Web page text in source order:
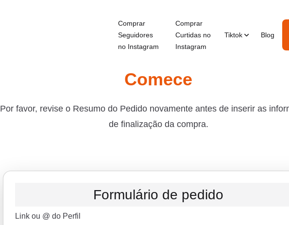
Comprar
Seguidores
no Instagram
Comprar
Curtidas no
Instagram
Tiktok Blog
Comece
Por favor, revise o Resumo do Pedido novamente antes de inserir as
de finalização da compra.
Formulário de pedido
Link ou @ do Perfil